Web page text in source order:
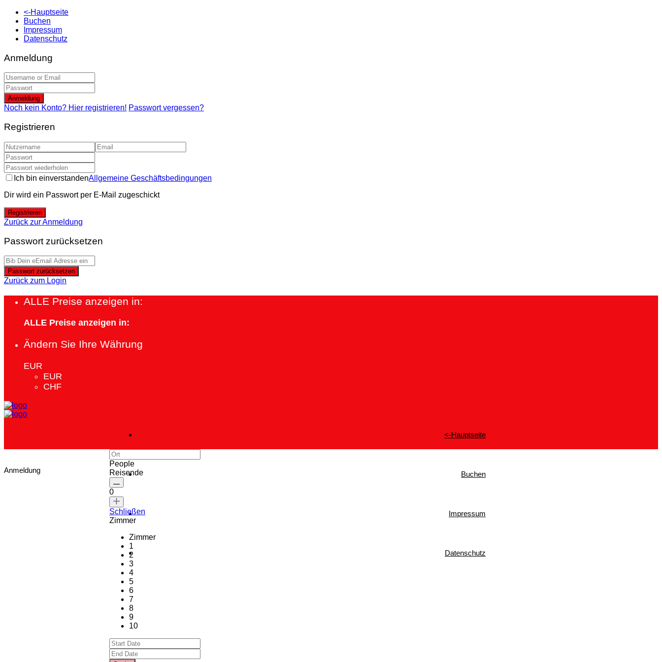
<-Hauptseite
Buchen
Impressum
Datenschutz
Anmeldung
Anmeldung
Noch kein Konto? Hier registrieren! Passwort vergessen?
Registrieren
Ich bin einverstandenAllgemeine Geschäftsbedingungen
Dir wird ein Passwort per E-Mail zugeschickt
Registrieren
Zurück zur Anmeldung
Passwort zurücksetzen
Passwort zurücksetzen
Zurück zum Login
ALLE Preise anzeigen in:
ALLE Preise anzeigen in:
Ändern Sie Ihre Währung
EUR
EUR
CHF
<-Hauptseite
Buchen
Impressum
Datenschutz
Anmeldung
People
Reisende
0
Schließen
Zimmer
Zimmer
1
2
3
4
5
6
7
8
9
10